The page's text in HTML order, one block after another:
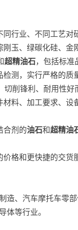
行业、不同工艺对
玉、绿碳化硅、金
超精油石，包括标准
测，实行严格的质
切削锋利、耐用性好
料、加工要求、设
合剂的油石和超精油
格和更快捷的交货
造、汽车摩托车零
体等行业。